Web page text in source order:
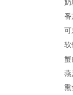
奶
番
可
软
蟹
燕
熏